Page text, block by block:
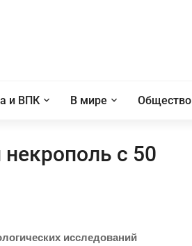
и ВПК В мире Общество
с 50
исследований